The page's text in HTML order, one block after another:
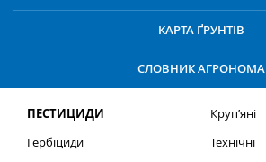
КАРТА ҐРУНТІВ
СЛОВНИК АГРОНОМА
ПЕСТИЦИДИ
Гербіциди
Круп’яні
Технічні